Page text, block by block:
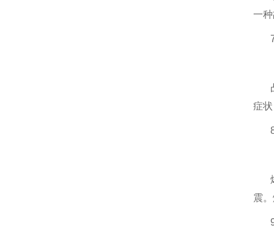
一
症
震